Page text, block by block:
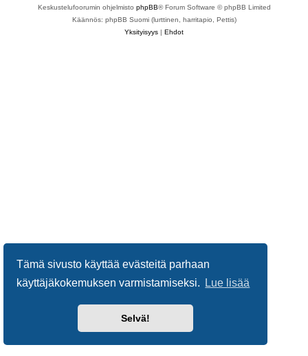
Tämä sivusto käyttää evästeitä parhaan
käyttäjäkokemuksen varmistamiseksi.
Lue lisää
Selvä!
Keskustelufoorumin ohjelmisto phpBB® Forum Software © phpBB Limited
Käännös: phpBB Suomi (lurttinen, harritapio, Pettis)
Yksityisyys | Ehdot